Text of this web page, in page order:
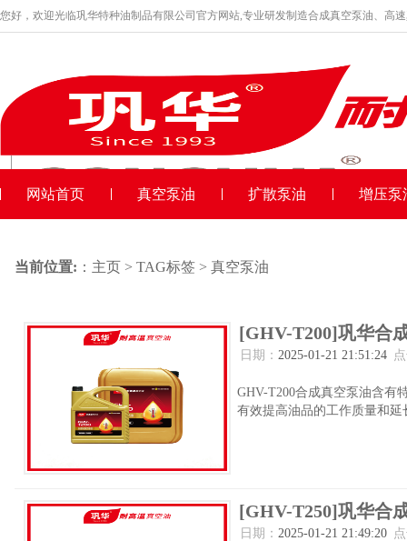
您好，欢迎光临巩华特种油制品有限公司官方网站,专业研发制造合成真空泵油、高
网站首页 真空泵油 扩散泵油 增压泵
当前位置: ： 主页 > TAG标签 > 真空泵油
[GHV-T200]巩华合
日期： 2025-01-21 21:51:24
GHV-T200合成真空泵油含有
有效提高油品的工作质量和
[GHV-T250]巩华合
日期： 2025-01-21 21:49:20